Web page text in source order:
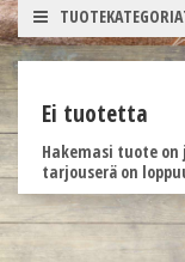
Ei tuotetta
Hakemasi tuote
tarjouserä on